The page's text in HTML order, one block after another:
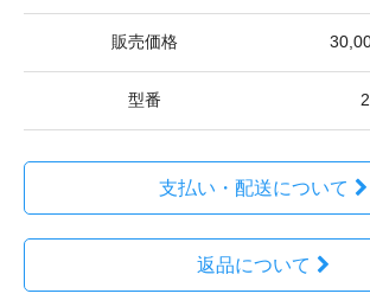
販売価格
型番
支払い・配送について
返品について